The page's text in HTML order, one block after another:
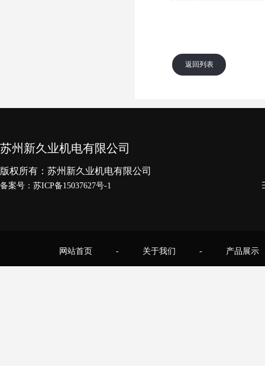
返回列表
苏州新久业机电有限公司
版权所有：苏州新久业机电有限公司
备案号： 苏ICP备15037627号-1
网站首页 - 关于我们 - 产品展示